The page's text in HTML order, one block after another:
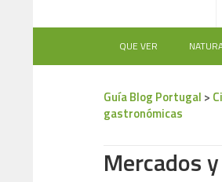
QUE VER
Guía Blog Portugal >
gastronómicas
Mercados